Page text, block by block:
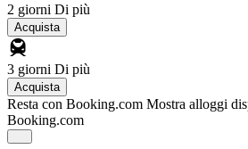
2 giorni Di più
Acquista
3 giorni Di più
Acquista
Resta con Booking.com Mostra alloggi
Booking.com